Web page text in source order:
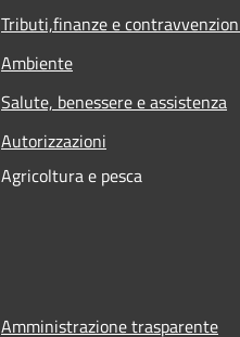
Tributi,finanze e
Ambiente
Salute, benessere e assistenza
Autorizzazioni
Agricoltura e pesca
Amministrazione trasparente